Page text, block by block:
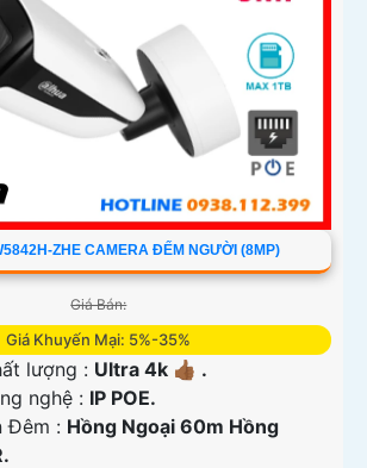
ZHE CAMERA ĐẾM NGƯỜI (8MP)
Giá Bán:
Giá Khuyến Mại: 5%-35%
lượng : Ultra 4k 👍🏾 .
nghệ : IP POE.
Đêm : Hồng Ngoại 60m Hồng